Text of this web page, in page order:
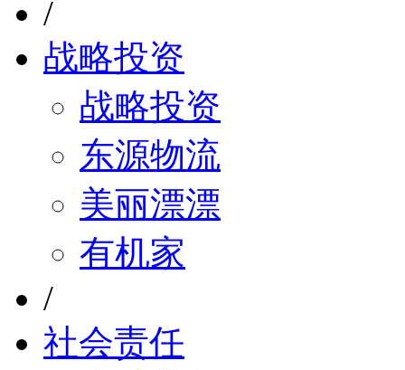
/
战略投资
战略投资
东源物流
美丽漂漂
有机家
/
社会责任